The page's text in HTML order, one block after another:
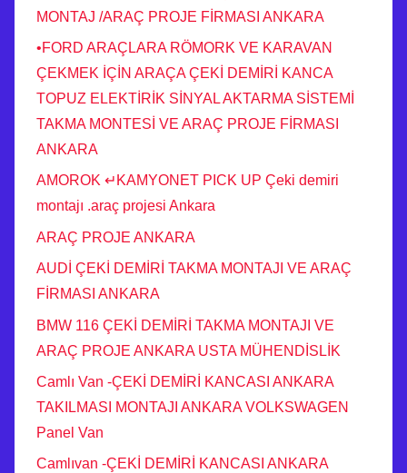
MONTAJ /ARAÇ PROJE FİRMASI ANKARA
•FORD ARAÇLARA RÖMORK VE KARAVAN
ÇEKMEK İÇİN ARAÇA ÇEKİ DEMİRİ KANCA
TOPUZ ELEKTİRİK SİNYAL AKTARMA SİSTEMİ
TAKMA MONTESİ VE ARAÇ PROJE FİRMASI
ANKARA
AMOROK ↵KAMYONET PICK UP Çeki demiri
montajı .araç projesi Ankara
ARAÇ PROJE ANKARA
AUDİ ÇEKİ DEMİRİ TAKMA MONTAJI VE ARAÇ
FİRMASI ANKARA
BMW 116 ÇEKİ DEMİRİ TAKMA MONTAJI VE
ARAÇ PROJE ANKARA USTA MÜHENDİSLİK
Camlı Van -ÇEKİ DEMİRİ KANCASI ANKARA
TAKILMASI MONTAJI ANKARA VOLKSWAGEN
Panel Van
Camlıvan -ÇEKİ DEMİRİ KANCASI ANKARA